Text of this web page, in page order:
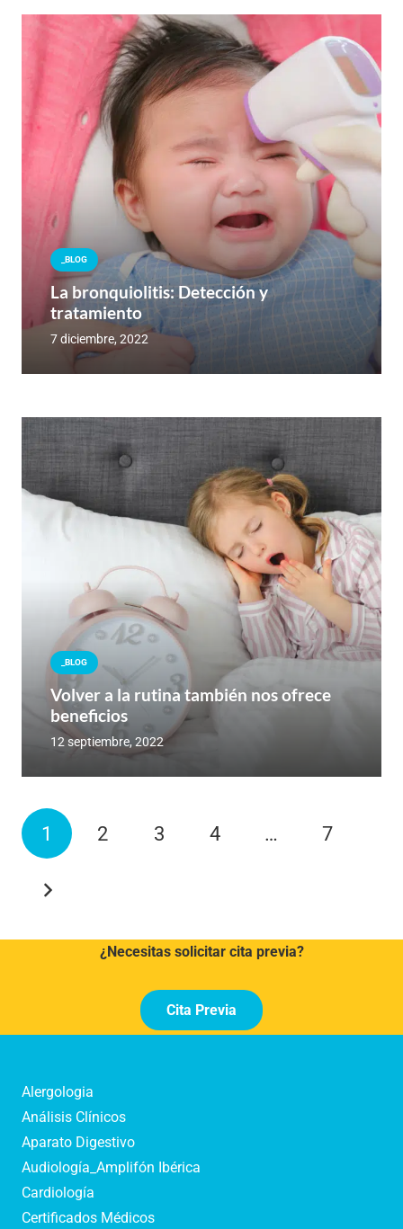
_BLOG
La bronquiolitis: Detección y
tratamiento
7 diciembre, 2022
_BLOG
Volver a la rutina también nos ofrece
beneficios
12 septiembre, 2022
1 2 3 4 … 7
¿Necesitas solicitar cita previa?
Cita Previa
Alergologia
Análisis Clínicos
Aparato Digestivo
Audiología_Amplifón Ibérica
Cardiología
Certificados Médicos